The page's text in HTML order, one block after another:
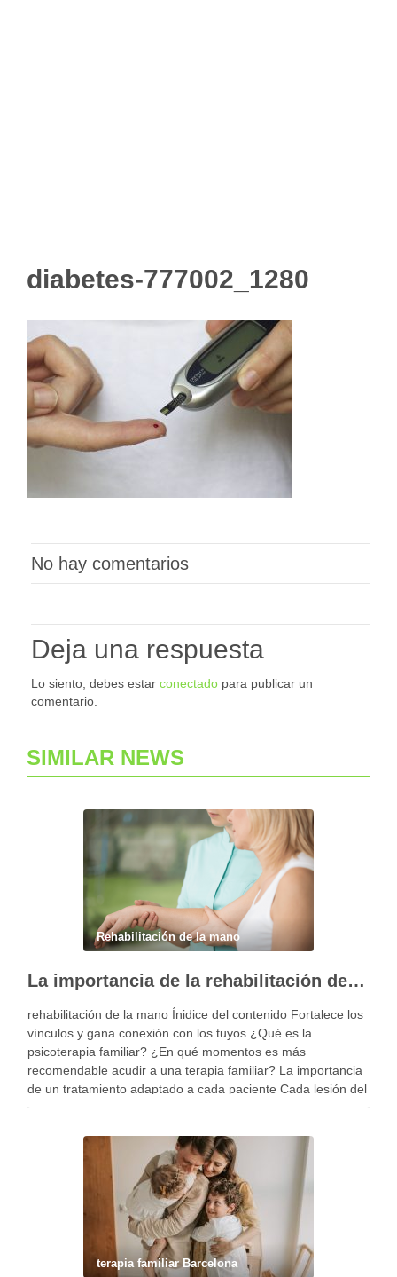
diabetes-777002_1280
No hay comentarios
Deja una respuesta
Lo siento, debes estar conectado para publicar un
comentario.
SIMILAR NEWS
Rehabilitación de la mano
La importancia de la rehabilitación de la mano personalizada
rehabilitación de la mano Ínidice del contenido Fortalece los
vínculos y gana conexión con los tuyos ¿Qué es la
psicoterapia familiar? ¿En qué momentos es más
recomendable acudir a una terapia familiar? La importancia
de un tratamiento adaptado a cada paciente Cada lesión del
miembro superior es diferente y, por …
terapia familiar Barcelona